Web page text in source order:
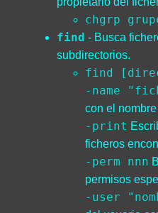
chgrp
find - Busca
subdirectorios.
find
-name
con el
-print
ficheros
-perm nnn
permisos
-user